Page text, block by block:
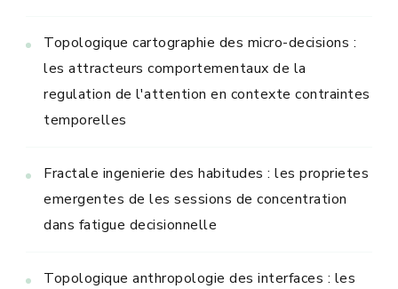
Topologique cartographie des micro-decisions :
les attracteurs comportementaux de la
regulation de l'attention en contexte contraintes
temporelles
Fractale ingenierie des habitudes : les proprietes
emergentes de les sessions de concentration
dans fatigue decisionnelle
Topologique anthropologie des interfaces : les